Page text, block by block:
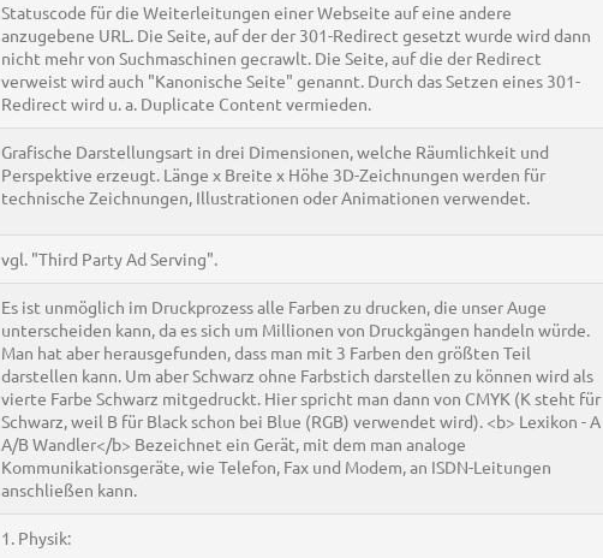
Statuscode für die Weiterleitungen einer Webseite auf eine andere
anzugebene URL. Die Seite, auf der der 301-Redirect gesetzt wurde wird dann
nicht mehr von Suchmaschinen gecrawlt. Die Seite, auf die der Redirect
verweist wird auch "Kanonische Seite" genannt. Durch das Setzen eines 301-
Redirect wird u. a. Duplicate Content vermieden.
Grafische Darstellungsart in drei Dimensionen, welche Räumlichkeit und
Perspektive erzeugt. Länge x Breite x Höhe 3D-Zeichnungen werden für
technische Zeichnungen, Illustrationen oder Animationen verwendet.
vgl. "Third Party Ad Serving".
Es ist unmöglich im Druckprozess alle Farben zu drucken, die unser Auge
unterscheiden kann, da es sich um Millionen von Druckgängen handeln würde.
Man hat aber herausgefunden, dass man mit 3 Farben den größten Teil
darstellen kann. Um aber Schwarz ohne Farbstich darstellen zu können wird als
vierte Farbe Schwarz mitgedruckt. Hier spricht man dann von CMYK (K steht für
Schwarz, weil B für Black schon bei Blue (RGB) verwendet wird). <b> Lexikon - A
A/B Wandler</b> Bezeichnet ein Gerät, mit dem man analoge
Kommunikationsgeräte, wie Telefon, Fax und Modem, an ISDN-Leitungen
anschließen kann.
1. Physik: